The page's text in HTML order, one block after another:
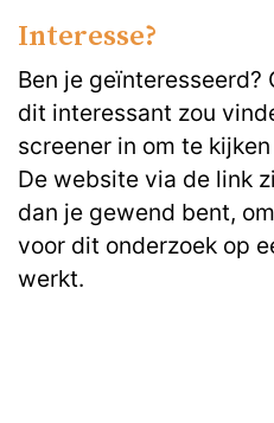
Interesse?
Ben je geïnteresseerd?
dit interessant zou
screener in om te
De website via de link
dan je gewend bent,
voor dit onderzoek op
werkt.